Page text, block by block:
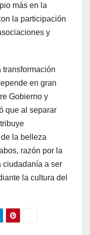
más en la
la participación
y
transformación
en gran
Gobierno y
que al separar
la belleza
razón por la
ciudadanía a ser
la cultura del